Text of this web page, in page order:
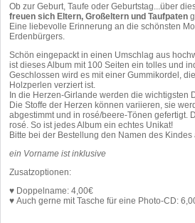
Ob zur Geburt, Taufe oder Geburtstag...über
freuen sich Eltern, Großeltern und Taufpaten
Eine liebevolle Erinnerung an die schönsten
Erdenbürgers.
Schön eingepackt in einen Umschlag aus
ist dieses Album mit 100 Seiten ein tolles und
Geschlossen wird es mit einer Gummikordel,
Holzperlen verziert ist.
In die Herzen-Girlande werden die wichtigsten
Die Stoffe der Herzen können variieren, sie
abgestimmt und in rosé/beere-Tönen gefertigt.
rosé. So ist jedes Album ein echtes Unikat!
Bitte bei der Bestellung den Namen des Kindes
ein Vorname ist inklusive
Zusatzoptionen:
♥ Doppelname: 4,00€
♥ Auch gerne mit Tasche für eine Photo-CD: